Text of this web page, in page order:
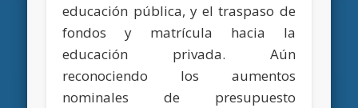
educación pública, y el traspaso de
fondos y matrícula hacia la
educación privada. Aún
reconociendo los aumentos
nominales de presupuesto